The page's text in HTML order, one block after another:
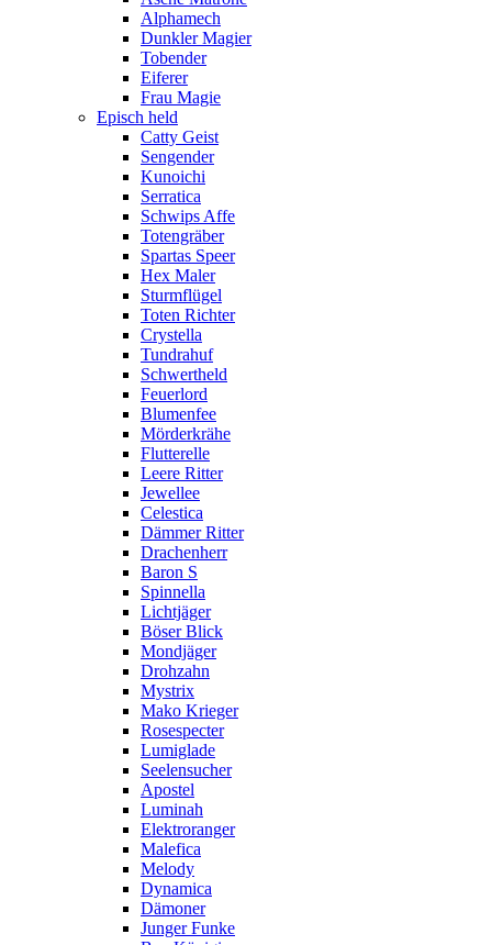
Alphamech
Dunkler Magier
Tobender
Eiferer
Frau Magie
Episch held
Catty Geist
Sengender
Kunoichi
Serratica
Schwips Affe
Totengräber
Spartas Speer
Hex Maler
Sturmflügel
Toten Richter
Crystella
Tundrahuf
Schwertheld
Feuerlord
Blumenfee
Mörderkrähe
Flutterelle
Leere Ritter
Jewellee
Celestica
Dämmer Ritter
Drachenherr
Baron S
Spinnella
Lichtjäger
Böser Blick
Mondjäger
Drohzahn
Mystrix
Mako Krieger
Rosespecter
Lumiglade
Seelensucher
Apostel
Luminah
Elektroranger
Malefica
Melody
Dynamica
Dämoner
Junger Funke